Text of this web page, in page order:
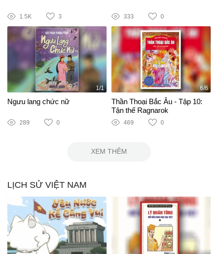
1.5K 3 333 0
1/1
Ngưu lang chức nữ
289 0
6/6
Thần Thoại Bắc Âu - Tập 10:
Tận thế Ragnarok
469 0
XEM THÊM
LỊCH SỬ VIỆT NAM